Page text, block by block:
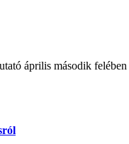
április második